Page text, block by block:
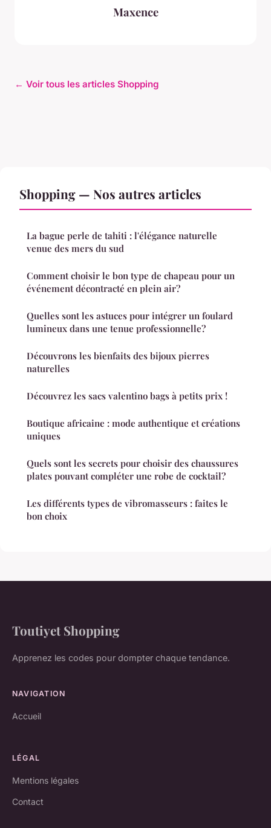
Maxence
← Voir tous les articles Shopping
Shopping — Nos autres articles
La bague perle de tahiti : l'élégance naturelle
venue des mers du sud
Comment choisir le bon type de chapeau pour un
événement décontracté en plein air?
Quelles sont les astuces pour intégrer un foulard
lumineux dans une tenue professionnelle?
Découvrons les bienfaits des bijoux pierres
naturelles
Découvrez les sacs valentino bags à petits prix !
Boutique africaine : mode authentique et créations
uniques
Quels sont les secrets pour choisir des chaussures
plates pouvant compléter une robe de cocktail?
Les différents types de vibromasseurs : faites le
bon choix
Toutiyet Shopping
Apprenez les codes pour dompter chaque tendance.
NAVIGATION
Accueil
LÉGAL
Mentions légales
Contact